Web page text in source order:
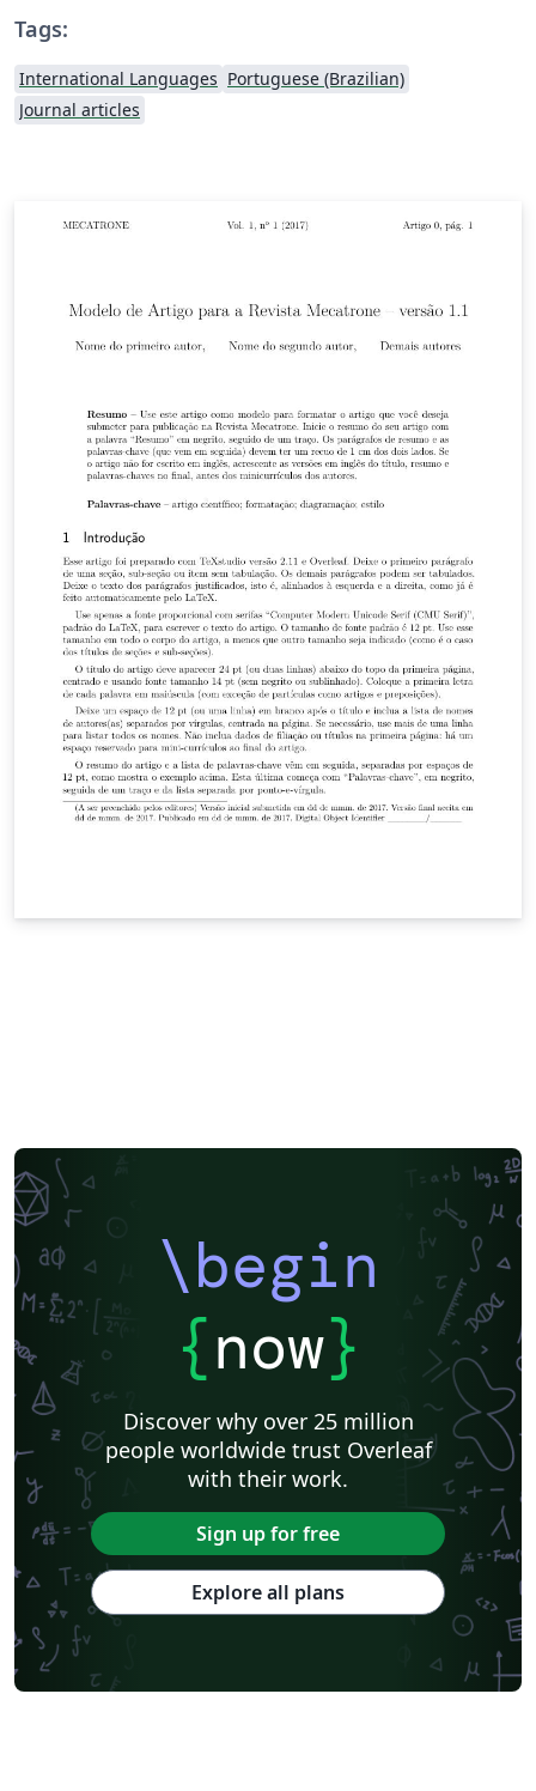
Tags:
International Languages Portuguese (Brazilian)
Journal articles
\begin
{now}
Discover why over 25 million
people worldwide trust Overleaf
with their work.
Sign up for free
Explore all plans